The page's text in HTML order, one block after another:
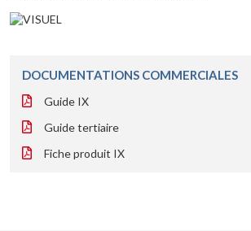
DOCUMENTATIONS COMMERCIALES
Guide IX
Guide tertiaire
Fiche produit IX